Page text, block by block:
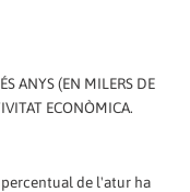
ANYS (EN MILERS DE
ECONÒMICA.
de l'atur ha